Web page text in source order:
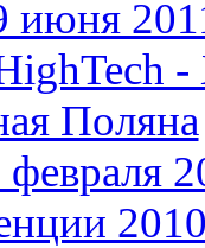
июня
Поляна